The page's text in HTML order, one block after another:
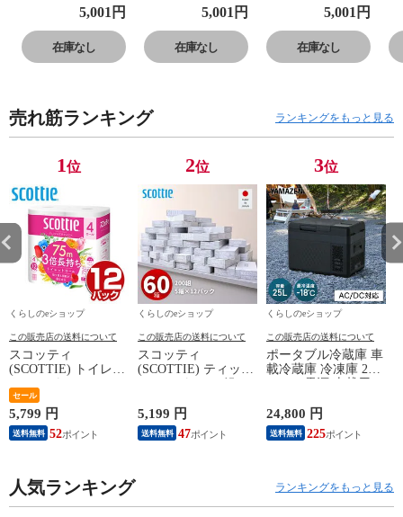
ース 上下 AS-
7600 レインウェ
ア レインウエア
レインスーツ 雨
ク 【送料無料】
5,001 円
在庫なし
ース 上下 AS-
7600 レインウェ
ア レインウエア
レインスーツ 雨
ク 【送料無料】
5,001 円
在庫なし
ース 上下 AS-
7600 レインウェ
ア レインウエア
レインスーツ 雨
ク 【送料無料】
5,001 円
在庫なし
売れ筋ランキング ランキングをもっと見る
1位
くらしのeショップ
この販売店の送料について
スコッティ
(SCOTTIE) トイレッ
トペーパー フラワー
パック 3倍長持ち 4
ロール(ダブル) 4ロー
ル×12(48ロール) 3倍
ロール 3倍巻 トイレ
製紙クレシア 【送料
無料】
セール
5,799 円
送料無料 52
2位
くらしのeショップ
この販売店の送料について
スコッティ
(SCOTTIE) ティッシ
ュペーパー 200組 5
ティシュペーパー ま
とめ買い ケース販売
ボックスティッシュ
5,199 円
送料無料 47
3位
くらしのeショップ
この販売店の送料について
ポータブル冷蔵庫 車
載冷蔵庫 冷凍庫 25L
AC/DC電源 車載用
度 急速冷凍 コンプ
レッサー式 YFR-
AC252(B) ミニ冷蔵庫
カンド冷蔵庫 山善
24,800 円
送料無料 225
人気ランキング ランキングをもっと見る